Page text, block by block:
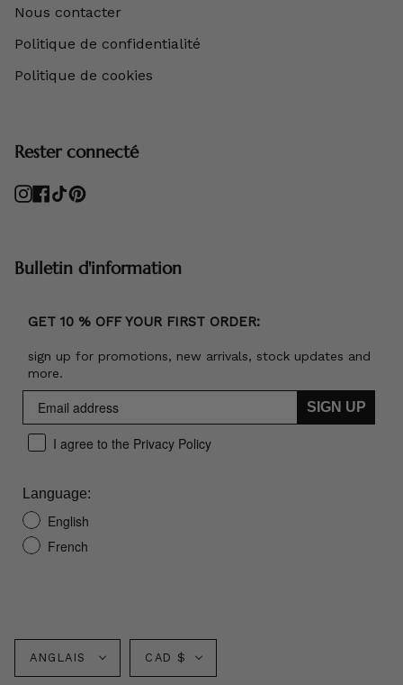
Nous contacter
Politique de confidentialité
Politique de cookies
Rester connecté
Instagram
Facebook
TikTokPinterest
Bulletin d'information
GET 10 % OFF YOUR FIRST ORDER:
sign up for promotions, new arrivals, stock updates and
more.
SIGN UP
I agree to the Privacy Policy
Language:
English
French
Langue
ANGLAIS Monnaie
CAD $